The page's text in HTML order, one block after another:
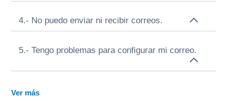
4.- No puedo enviar ni recibir correos.
5.- Tengo problemas para configurar mi correo.
Ver más